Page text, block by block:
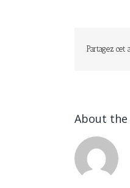
Partagez cet
About the